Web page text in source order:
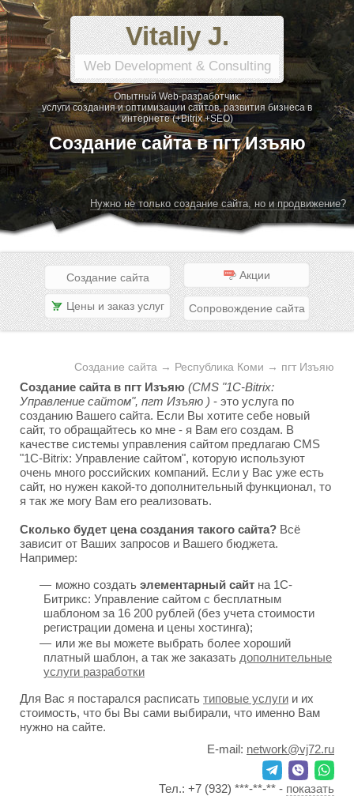
Vitaliy J.
Web Development & Consulting
Опытный Web-разработчик:
услуги создания и оптимизации сайтов, развития бизнеса в
интернете (+Bitrix +SEO)
Создание сайта в пгт Изъяю
Нужно не только создание сайта, но и продвижение?
Создание сайта Акции
Цены и заказ услуг Сопровождение сайта
Создание сайта → Республика Коми → пгт Изъяю
Создание сайта в пгт Изъяю (CMS "1C-Bitrix:
Управление сайтом", пгт Изъяю ) - это услуга по
созданию Вашего сайта. Если Вы хотите себе новый
сайт, то обращайтесь ко мне - я Вам его создам. В
качестве системы управления сайтом предлагаю CMS
"1C-Bitrix: Управление сайтом", которую используют
очень много российских компаний. Если у Вас уже есть
сайт, но нужен какой-то дополнительный функционал, то
я так же могу Вам его реализовать.
Сколько будет цена создания такого сайта? Всё
зависит от Ваших запросов и Вашего бюджета.
Например:
можно создать элементарный сайт на 1С-
Битрикс: Управление сайтом с бесплатным
шаблоном за 16 200 рублей (без учета стоимости
регистрации домена и цены хостинга);
или же вы можете выбрать более хороший
платный шаблон, а так же заказать дополнительные
услуги разработки
Для Вас я постарался расписать типовые услуги и их
стоимость, что бы Вы сами выбирали, что именно Вам
нужно на сайте.
E-mail: network@vj72.ru
Тел.: +7 (932) ***-**-** - показать